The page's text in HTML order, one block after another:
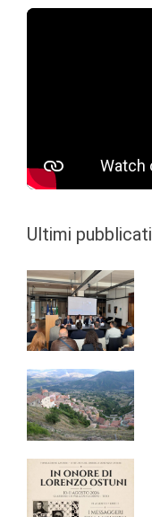
Ultimi pubblicati